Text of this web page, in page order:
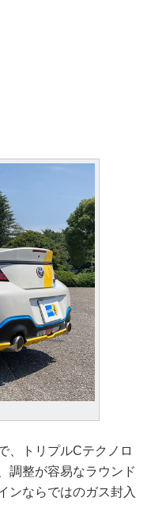
、トリプルCテクノロ
調整が容易なラウンド
ンならではのガス封入